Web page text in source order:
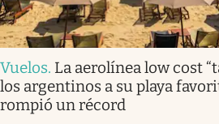
Vuelos. La aerolínea low cost
los argentinos a su playa
rompió un récord